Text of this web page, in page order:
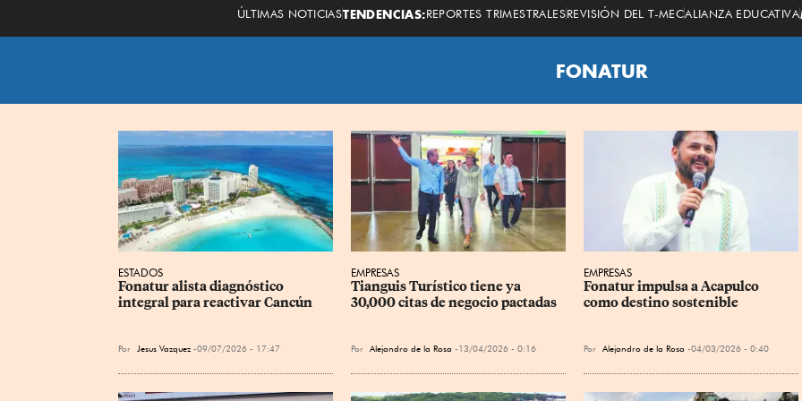
ÚLTIMAS NOTICIASTENDENCIAS:REPORTES TRIMESTRALESREVISIÓN DEL T-MECALIANZA EDUCATIVA
FONATUR
ESTADOS
Fonatur alista diagnóstico
integral para reactivar Cancún
Por Jesus Vazquez 09/07/2026 - 17:47
EMPRESAS
Tianguis Turístico tiene ya
30,000 citas de negocio pactadas
Por Alejandro de la Rosa 13/04/2026 - 0:16
EMPRESAS
Fonatur impulsa a Acapulco
como destino sostenible
Por Alejandro de la Rosa 04/03/2026 - 0:40